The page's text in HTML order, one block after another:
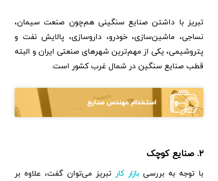
تبریز با داشتن صنایع سنگینی هم‌چون صنعت سیمان،
نساجی، ماشین‌سازی، خودرو، داروسازی، پالایش نفت و
پتروشیمی، یکی از مهم‌ترین شهرهای صنعتی ایران و البته
قطب صنایع سنگین در شمال غرب کشور است.
استخدام مهندس صنایع
۲. صنایع کوچک
با توجه به بررسی بازار کار تبریز می‌توان گفت، علاوه بر